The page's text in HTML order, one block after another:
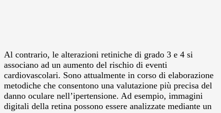
Al contrario, le alterazioni retiniche di grado 3 e 4 si
associano ad un aumento del rischio di eventi
cardiovascolari. Sono attualmente in corso di elaborazione
metodiche che consentono una valutazione più precisa del
danno oculare nell’ipertensione. Ad esempio, immagini
digitali della retina possono essere analizzate mediante un